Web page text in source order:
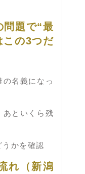
問題で“最
この3つだ
名義になっ
といくら残
かを確認
れ（新潟